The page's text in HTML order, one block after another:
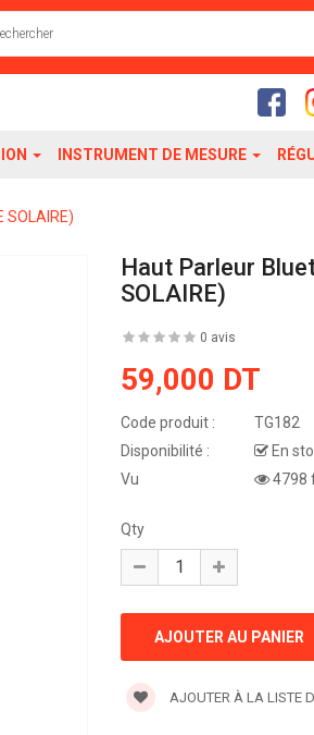
INSTRUMENT DE MESURE
SOLAIRE)
Haut Parleur
SOLAIRE)
0 avis
59,000 DT
Code produit :
TG182
Disponibilité :
En
Vu
4798
Qty
AJOUTER À LA LISTE